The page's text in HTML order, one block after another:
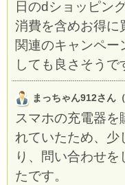
日のdショッピン
消費を含めお得に
関連のキャンペ
しても良さそうで
まっちゃん912さん
スマホの充電器
れていたため、少
り、問い合わせ
たです。